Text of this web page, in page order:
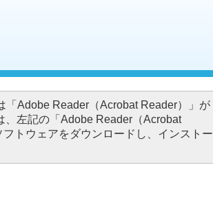
「Adobe Reader（Acrobat Reader）」が
、左記の「Adobe Reader（Acrobat
トウェアをダウンロードし、インストー